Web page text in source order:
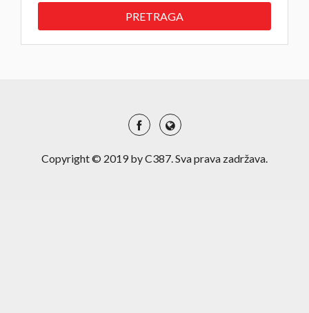
Copyright © 2019 by C387. Sva prava zadržava.